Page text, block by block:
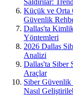
Saldırılar:
Küçük ve Orta
Güvenlik
Dallas'ta Kimlik
Yöntemleri
2026 Dallas
Analizi
Dallas'ta Siber
Araçlar
Siber Güvenlik
Nasıl